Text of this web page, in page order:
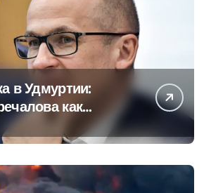
в Удмуртии:
как